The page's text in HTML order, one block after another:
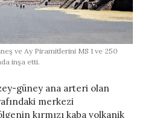
ve Ay Piramitlerini MS 1 ve 250
inşa etti.
güney ana arteri olan
merkezi
kırmızı kaba volkanik